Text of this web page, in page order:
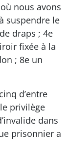
nous avons
suspendre le
draps ; 4e
fixée à la
; 8e un
d’entre
privilège
dans
prisonnier a